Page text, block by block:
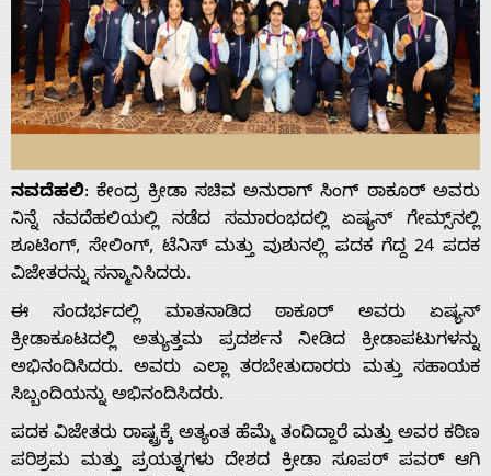
ನವದೆಹಲಿ: ಕೇಂದ್ರ ಕ್ರೀಡಾ ಸಚಿವ ಅನುರಾಗ್ ಸಿಂಗ್ ಠಾಕೂರ್ ಅವರು
ನಿನ್ನೆ ನವದೆಹಲಿಯಲ್ಲಿ ನಡೆದ ಸಮಾರಂಭದಲ್ಲಿ ಏಷ್ಯನ್ ಗೇಮ್ಸ್‌ನಲ್ಲಿ
ಶೂಟಿಂಗ್, ಸೇಲಿಂಗ್, ಟೆನಿಸ್ ಮತ್ತು ವುಶುನಲ್ಲಿ ಪದಕ ಗೆದ್ದ 24 ಪದಕ
ವಿಜೇತರನ್ನು ಸನ್ಮಾನಿಸಿದರು.
ಈ ಸಂದರ್ಭದಲ್ಲಿ ಮಾತನಾಡಿದ ಠಾಕೂರ್ ಅವರು ಏಷ್ಯನ್
ಕ್ರೀಡಾಕೂಟದಲ್ಲಿ ಅತ್ಯುತ್ತಮ ಪ್ರದರ್ಶನ ನೀಡಿದ ಕ್ರೀಡಾಪಟುಗಳನ್ನು
ಅಭಿನಂದಿಸಿದರು. ಅವರು ಎಲ್ಲಾ ತರಬೇತುದಾರರು ಮತ್ತು ಸಹಾಯಕ
ಸಿಬ್ಬಂದಿಯನ್ನು ಅಭಿನಂದಿಸಿದರು.
ಪದಕ ವಿಜೇತರು ರಾಷ್ಟ್ರಕ್ಕೆ ಅತ್ಯಂತ ಹೆಮ್ಮೆ ತಂದಿದ್ದಾರೆ ಮತ್ತು ಅವರ ಕಠಿಣ
ಪರಿಶ್ರಮ ಮತ್ತು ಪ್ರಯತ್ನಗಳು ದೇಶದ ಕ್ರೀಡಾ ಸೂಪರ್ ಪವರ್ ಆಗಿ